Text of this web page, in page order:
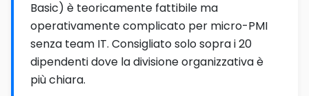
Basic) è teoricamente fattibile ma
operativamente complicato per micro-PMI
senza team IT. Consigliato solo sopra i 20
dipendenti dove la divisione organizzativa è
più chiara.